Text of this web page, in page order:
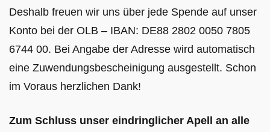
Deshalb freuen wir uns über jede Spende auf unser
Konto bei der OLB – IBAN: DE88 2802 0050 7805
6744 00. Bei Angabe der Adresse wird automatisch
eine Zuwendungsbescheinigung ausgestellt. Schon
im Voraus herzlichen Dank!
Zum Schluss unser eindringlicher Apell an alle